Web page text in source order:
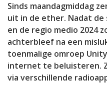
Sinds maandagmiddag
uit in de ether. Nadat
en de regio medio 2024
achterbleef na een
toenmalige omroep
internet te beluisteren.
via verschillende